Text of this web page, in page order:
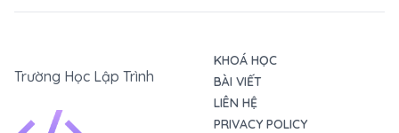
Trường Học Lập Trình
KHOÁ HỌC
BÀI VIẾT
LIÊN HỆ
PRIVACY POLICY